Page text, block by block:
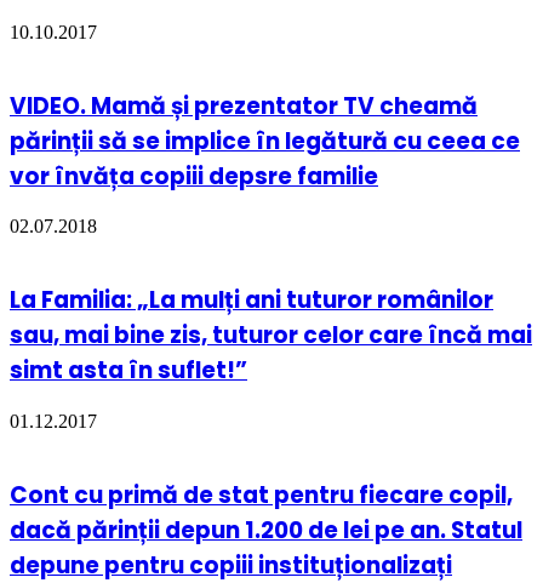
10.10.2017
VIDEO. Mamă și prezentator TV cheamă
părinții să se implice în legătură cu ceea ce
vor învăța copiii depsre familie
02.07.2018
La Familia: „La mulți ani tuturor românilor
sau, mai bine zis, tuturor celor care încă mai
simt asta în suflet!”
01.12.2017
Cont cu primă de stat pentru fiecare copil,
dacă părinții depun 1.200 de lei pe an. Statul
depune pentru copiii instituționalizați